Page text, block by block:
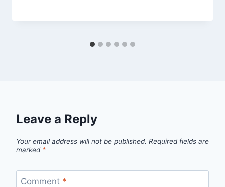
Leave a Reply
Your email address will not be published. Required fields are
marked *
Comment *